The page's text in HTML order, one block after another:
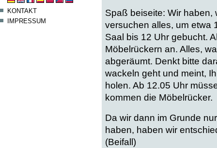
KONTAKT
IMPRESSUM
Spaß beiseite: Wir haben,
versuchen alles, um etwa
Saal bis 12 Uhr gebucht.
Möbelrückern an. Alles,
abgeräumt. Denkt bitte
wackeln geht und meint,
holen. Ab 12.05 Uhr
kommen die Möbelrücker.
Da wir dann im Grunde
haben, haben wir
(Beifall)